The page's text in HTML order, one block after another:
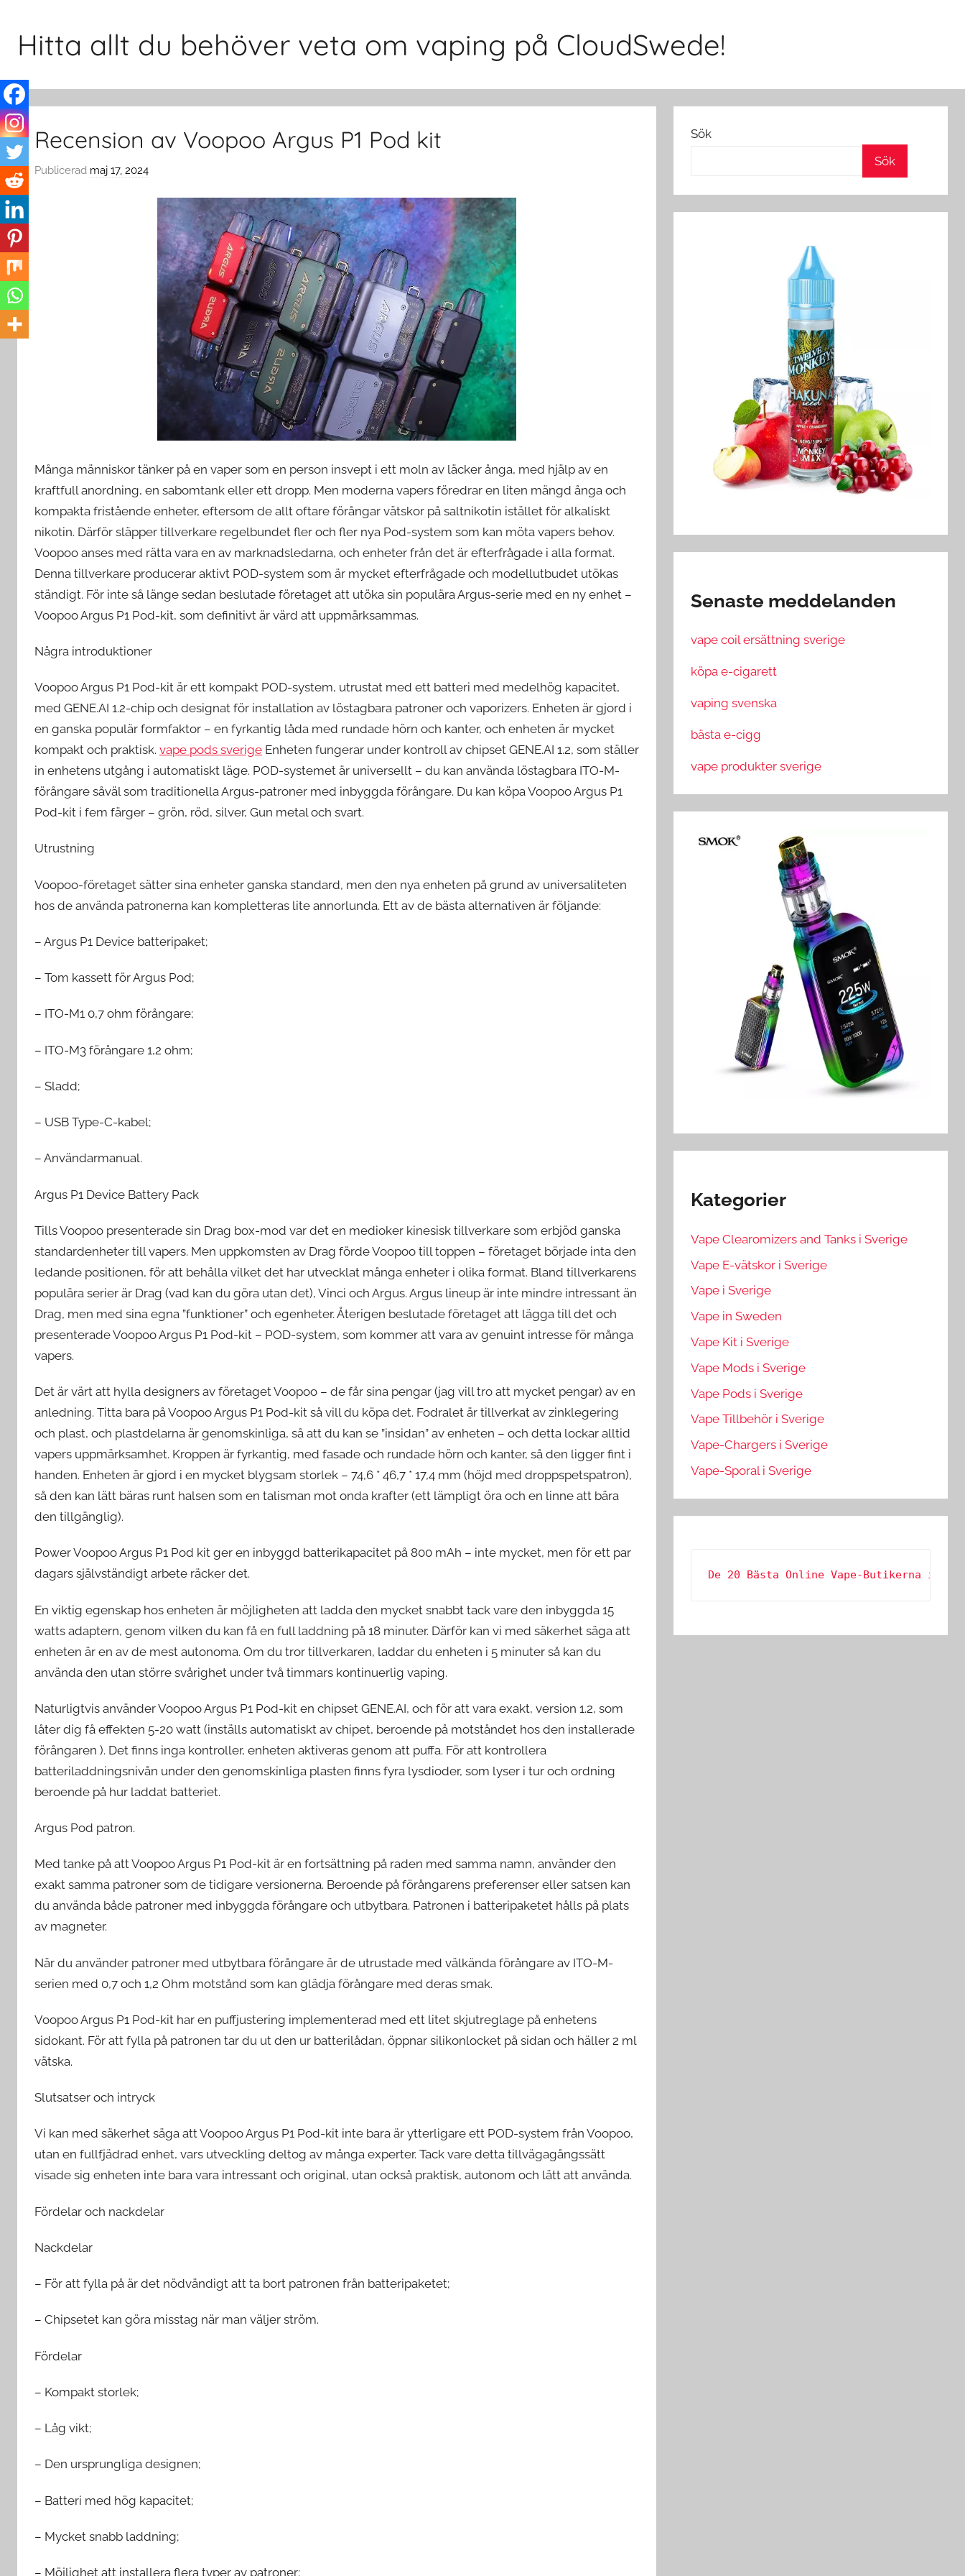
innehållHitta allt du behöver veta om vaping på CloudSwede!
Recension av Voopoo Argus P1 Pod kit
Publicerad maj 17, 2024
Många människor tänker på en vaper som en person insvept i ett moln av läcker ånga, med hjälp av en
kraftfull anordning, en sabomtank eller ett dropp. Men moderna vapers föredrar en liten mängd ånga och
kompakta fristående enheter, eftersom de allt oftare förångar vätskor på saltnikotin istället för alkaliskt
nikotin. Därför släpper tillverkare regelbundet fler och fler nya Pod-system som kan möta vapers behov.
Voopoo anses med rätta vara en av marknadsledarna, och enheter från det är efterfrågade i alla format.
Denna tillverkare producerar aktivt POD-system som är mycket efterfrågade och modellutbudet utökas
ständigt. För inte så länge sedan beslutade företaget att utöka sin populära Argus-serie med en ny enhet –
Voopoo Argus P1 Pod-kit, som definitivt är värd att uppmärksammas.
Några introduktioner
Voopoo Argus P1 Pod-kit är ett kompakt POD-system, utrustat med ett batteri med medelhög kapacitet,
med GENE.AI 1.2-chip och designat för installation av löstagbara patroner och vaporizers. Enheten är gjord i
en ganska populär formfaktor – en fyrkantig låda med rundade hörn och kanter, och enheten är mycket
kompakt och praktisk. vape pods sverige Enheten fungerar under kontroll av chipset GENE.AI 1.2, som ställer
in enhetens utgång i automatiskt läge. POD-systemet är universellt – du kan använda löstagbara ITO-M-
förångare såväl som traditionella Argus-patroner med inbyggda förångare. Du kan köpa Voopoo Argus P1
Pod-kit i fem färger – grön, röd, silver, Gun metal och svart.
Utrustning
Voopoo-företaget sätter sina enheter ganska standard, men den nya enheten på grund av universaliteten
hos de använda patronerna kan kompletteras lite annorlunda. Ett av de bästa alternativen är följande:
– Argus P1 Device batteripaket;
– Tom kassett för Argus Pod;
– ITO-M1 0,7 ohm förångare;
– ITO-M3 förångare 1,2 ohm;
– Sladd;
– USB Type-C-kabel;
– Användarmanual.
Argus P1 Device Battery Pack
Tills Voopoo presenterade sin Drag box-mod var det en medioker kinesisk tillverkare som erbjöd ganska
standardenheter till vapers. Men uppkomsten av Drag förde Voopoo till toppen – företaget började inta den
ledande positionen, för att behålla vilket det har utvecklat många enheter i olika format. Bland tillverkarens
populära serier är Drag (vad kan du göra utan det), Vinci och Argus. Argus lineup är inte mindre intressant än
Drag, men med sina egna ”funktioner” och egenheter. Återigen beslutade företaget att lägga till det och
presenterade Voopoo Argus P1 Pod-kit – POD-system, som kommer att vara av genuint intresse för många
vapers.
Det är värt att hylla designers av företaget Voopoo – de får sina pengar (jag vill tro att mycket pengar) av en
anledning. Titta bara på Voopoo Argus P1 Pod-kit så vill du köpa det. Fodralet är tillverkat av zinklegering
och plast, och plastdelarna är genomskinliga, så att du kan se ”insidan” av enheten – och detta lockar alltid
vapers uppmärksamhet. Kroppen är fyrkantig, med fasade och rundade hörn och kanter, så den ligger fint i
handen. Enheten är gjord i en mycket blygsam storlek – 74,6 * 46,7 * 17,4 mm (höjd med droppspetspatron),
så den kan lätt bäras runt halsen som en talisman mot onda krafter (ett lämpligt öra och en linne att bära
den tillgänglig).
Power Voopoo Argus P1 Pod kit ger en inbyggd batterikapacitet på 800 mAh – inte mycket, men för ett par
dagars självständigt arbete räcker det.
En viktig egenskap hos enheten är möjligheten att ladda den mycket snabbt tack vare den inbyggda 15
watts adaptern, genom vilken du kan få en full laddning på 18 minuter. Därför kan vi med säkerhet säga att
enheten är en av de mest autonoma. Om du tror tillverkaren, laddar du enheten i 5 minuter så kan du
använda den utan större svårighet under två timmars kontinuerlig vaping.
Naturligtvis använder Voopoo Argus P1 Pod-kit en chipset GENE.AI, och för att vara exakt, version 1.2, som
låter dig få effekten 5-20 watt (inställs automatiskt av chipet, beroende på motståndet hos den installerade
förångaren ). Det finns inga kontroller, enheten aktiveras genom att puffa. För att kontrollera
batteriladdningsnivån under den genomskinliga plasten finns fyra lysdioder, som lyser i tur och ordning
beroende på hur laddat batteriet.
Argus Pod patron.
Med tanke på att Voopoo Argus P1 Pod-kit är en fortsättning på raden med samma namn, använder den
exakt samma patroner som de tidigare versionerna. Beroende på förångarens preferenser eller satsen kan
du använda både patroner med inbyggda förångare och utbytbara. Patronen i batteripaketet hålls på plats
av magneter.
När du använder patroner med utbytbara förångare är de utrustade med välkända förångare av ITO-M-
serien med 0,7 och 1,2 Ohm motstånd som kan glädja förångare med deras smak.
Voopoo Argus P1 Pod-kit har en puffjustering implementerad med ett litet skjutreglage på enhetens
sidokant. För att fylla på patronen tar du ut den ur batterilådan, öppnar silikonlocket på sidan och häller 2 ml
vätska.
Slutsatser och intryck
Vi kan med säkerhet säga att Voopoo Argus P1 Pod-kit inte bara är ytterligare ett POD-system från Voopoo,
utan en fullfjädrad enhet, vars utveckling deltog av många experter. Tack vare detta tillvägagångssätt
visade sig enheten inte bara vara intressant och original, utan också praktisk, autonom och lätt att använda.
Fördelar och nackdelar
Nackdelar
– För att fylla på är det nödvändigt att ta bort patronen från batteripaketet;
– Chipsetet kan göra misstag när man väljer ström.
Fördelar
– Kompakt storlek;
– Låg vikt;
– Den ursprungliga designen;
– Batteri med hög kapacitet;
– Mycket snabb laddning;
– Möjlighet att installera flera typer av patroner;
Sök
Sök
Senaste meddelanden
vape coil ersättning sverige
köpa e-cigarett
vaping svenska
bästa e-cigg
vape produkter sverige
Kategorier
Vape Clearomizers and Tanks i Sverige
Vape E-vätskor i Sverige
Vape i Sverige
Vape in Sweden
Vape Kit i Sverige
Vape Mods i Sverige
Vape Pods i Sverige
Vape Tillbehör i Sverige
Vape-Chargers i Sverige
Vape-Sporal i Sverige
De 20 Bästa Online Vape-Butikerna i